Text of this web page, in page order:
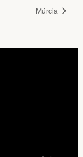
Múrcia